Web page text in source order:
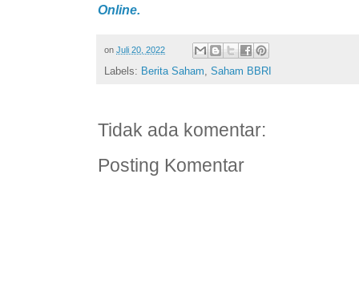
Online.
on Juli 20, 2022
Labels: Berita Saham, Saham BBRI
Tidak ada komentar:
Posting Komentar